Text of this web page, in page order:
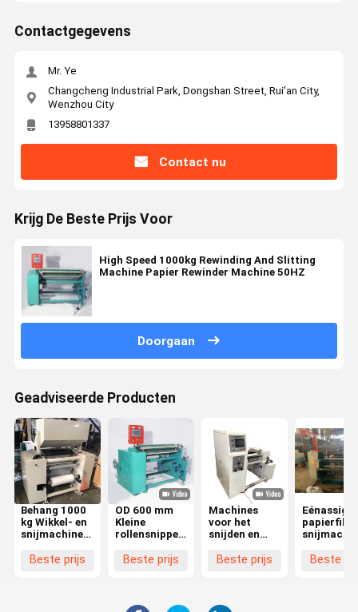
Contactgegevens
Mr. Ye
Changcheng Industrial Park, Dongshan Street, Rui'an City,
Wenzhou City
13958801337
Contact nu
Krijg De Beste Prijs Voor
High Speed 1000kg Rewinding And Slitting
Machine Papier Rewinder Machine 50HZ
Doorgaan
Geadviseerde Producten
Behang 1000
kg Wikkel- en
snijmachine
Roll Thermal
Beste prijs
OD 600 mm
Kleine
rollensnipper
Rewinding
mm
Beste prijs
Machines
voor het
snijden en
met hoge
Beste prijs
Eénassige
rewinder
Beste